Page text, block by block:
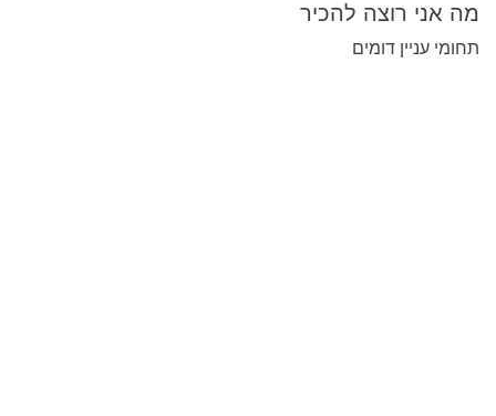
מה אני רוצה להכיר
תחומי עניין דומים